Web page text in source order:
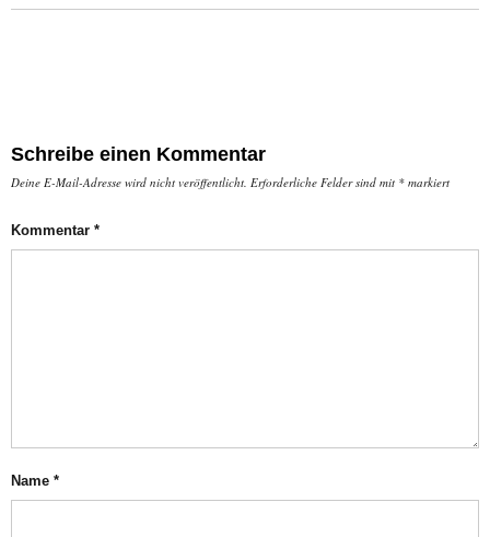
Schreibe einen Kommentar
Deine E-Mail-Adresse wird nicht veröffentlicht. Erforderliche Felder sind mit * markiert
Kommentar *
Name *